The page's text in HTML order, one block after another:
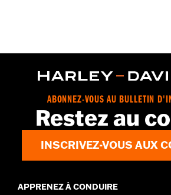
ABONNEZ-VOUS AU BULLETIN
Restez au
INSCRIVEZ-VOUS AUX
APPRENEZ À CONDUIRE